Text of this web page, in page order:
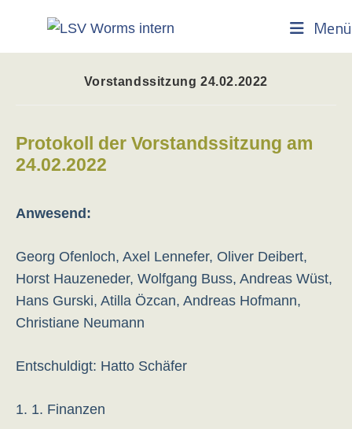
Menü
Vorstandssitzung 24.02.2022
Protokoll der Vorstandssitzung am
24.02.2022
Anwesend:
Georg Ofenloch, Axel Lennefer, Oliver Deibert,
Horst Hauzeneder, Wolfgang Buss, Andreas Wüst,
Hans Gurski, Atilla Özcan, Andreas Hofmann,
Christiane Neumann
Entschuldigt: Hatto Schäfer
1. Finanzen